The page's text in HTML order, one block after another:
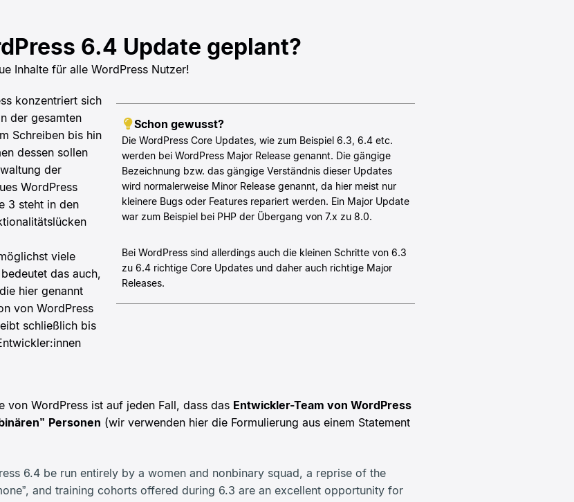
6.4 Update geplant?
Inhalte für alle WordPress Nutzer!
konzentriert sich
der gesamten
Schreiben bis hin
dessen sollen
der
WordPress
3 steht in den
viele
das auch,
hier genannt
von WordPress
schließlich bis
Schon gewusst?
Die WordPress Core Updates, wie zum Beispiel 6.3, 6.4 etc.
werden bei WordPress Major Release genannt. Die gängige
Bezeichnung bzw. das gängige Verständnis dieser Updates
wird normalerweise Minor Release genannt, da hier meist nur
kleinere Bugs oder Features repariert werden. Ein Major Update
war zum Beispiel bei PHP der Übergang von 7.x zu 8.0.
Bei WordPress sind allerdings auch die kleinen Schritte von 6.3
zu 6.4 richtige Core Updates und daher auch richtige Major
Releases.
von WordPress ist auf jeden Fall, dass das Entwickler-Team von WordPress
Personen (wir verwenden hier die Formulierung aus einem Statement
6.4 be run entirely by a women and nonbinary squad, a reprise of the
and training cohorts offered during 6.3 are an excellent opportunity for